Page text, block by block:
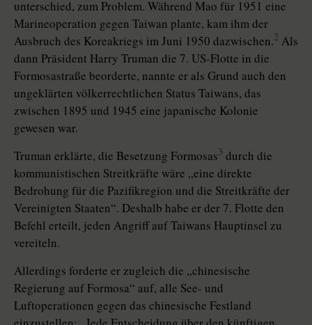
unterschied, zum Problem. Während Mao für 1951 eine
Marineoperation gegen Taiwan plante, kam ihm der
Ausbruch des Koreakriegs im Juni 1950 dazwischen.2 Als
dann Präsident Harry Truman die 7. US-Flotte in die
Formosastraße beorderte, nannte er als Grund auch den
ungeklärten völkerrechtlichen Status Taiwans, das
zwischen 1895 und 1945 eine japanische Kolonie
gewesen war.
Truman erklärte, die Besetzung Formosas3 durch die
kommunistischen Streitkräfte wäre „eine direkte
Bedrohung für die Pazifikregion und die Streitkräfte der
Vereinigten Staaten“. Deshalb habe er der 7. Flotte den
Befehl erteilt, jeden Angriff auf Taiwans Hauptinsel zu
vereiteln.
Allerdings forderte er zugleich die „chinesische
Regierung auf Formosa“ auf, alle See- und
Luftoperationen gegen das chinesische Festland